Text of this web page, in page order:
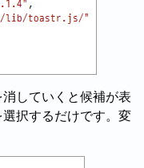
していくと候補が表
択するだけです。変